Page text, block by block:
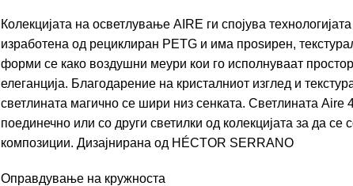
Колекцијата на осветлување AIRE ги спојува
изработена од рециклиран PETG и има проѕирен,
форми се како воздушни меури кои го исполнуваат
елеганција. Благодарение на кристалниот изглед и
светлината магично се шири низ сенката. Светлината Aire
поединечно или со други светилки од колекцијата за да се
композиции. Дизајнирана од HÉCTOR SERRANO
Оправдување на кружноста